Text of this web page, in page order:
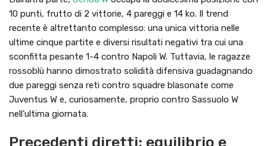
10 punti, frutto di 2 vittorie, 4 pareggi e 14 ko. Il trend
recente è altrettanto complesso: una unica vittoria nelle
ultime cinque partite e diversi risultati negativi tra cui una
sconfitta pesante 1-4 contro Napoli W. Tuttavia, le ragazze
rossoblù hanno dimostrato solidità difensiva guadagnando
due pareggi senza reti contro squadre blasonate come
Juventus W e, curiosamente, proprio contro Sassuolo W
nell’ultima giornata.
Precedenti diretti: equilibrio e